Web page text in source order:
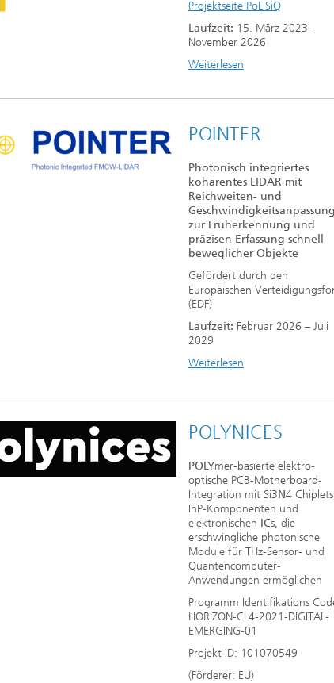
Projektseite PoLiSiQ
Laufzeit: 15. März 2023 -
November 2026
Weiterlesen
POINTER
Photonisch integriertes
kohärentes LIDAR mit
Reichweiten- und
zur Früherkennung und
präzisen Erfassung schnell
beweglicher Objekte
Gefördert durch den
Europäischen
(EDF)
Laufzeit: Februar 2026 – Juli
2029
Weiterlesen
POLYNICES
POLYmer-basierte elektro-
optische PCB-Motherboard-
Integration mit Si3N4
InP-Komponenten und
elektronischen ICs, die
erschwingliche photonische
Module für THz-Sensor- und
Quantencomputer-
Anwendungen ermöglichen
Programm Identifikations
HORIZON-CL4-2021-DIGITAL-
EMERGING-01
Projekt ID: 101070549
(Förderer: EU)